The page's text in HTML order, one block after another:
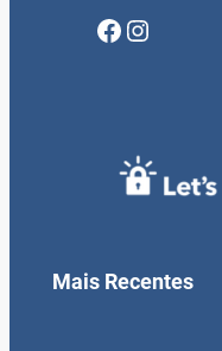
Facebook Instagram
Mais Recentes